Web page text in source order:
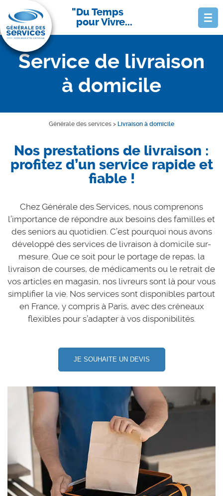
Du Temps
pour Vivre...
Service de livraison
à domicile
Générale des services > Livraison à domicile
Nos prestations de livraison :
profitez d’un service rapide et
fiable !
Chez Générale des Services, nous comprenons
l’importance de répondre aux besoins des familles et
des seniors au quotidien. C’est pourquoi nous avons
développé des services de livraison à domicile sur-
mesure. Que ce soit pour le portage de repas, la
livraison de courses, de médicaments ou le retrait de
vos articles en magasin, nos livreurs sont là pour vous
simplifier la vie. Nos services sont disponibles partout
en France, y compris à Paris, avec des créneaux
flexibles pour s’adapter à vos disponibilités.
JE SOUHAITE UN DEVIS